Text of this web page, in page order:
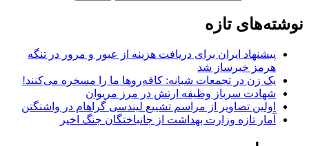
نوشته‌های تازه
پیشنهاد ایران برای دریافت هزینه از عبور و مرور در تنگه
هرمز خبرساز شد
یک زن در تجمعات شبانه: کافه‌روها ما را مسخره می‌کنند!
شهادت سرباز وظیفه ارتش در مرز مریوان
اولین تصاویر از مراسم تشییع لیندسی گراهام در واشنگتن
آمار تازه وزارت بهداشت از جانباختگان جنگ اخیر